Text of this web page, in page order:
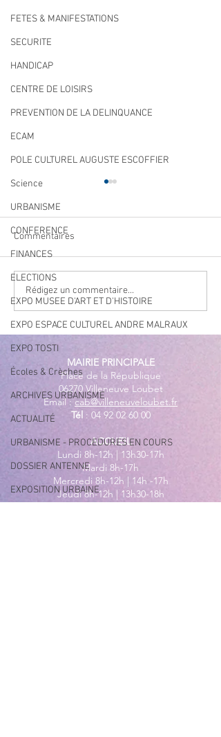
FETES & MANIFESTATIONS
SECURITE
HANDICAP
CENTRE DE LOISIRS
PREVENTION DE LA DELINQUANCE
ECAM
POLE CULTUREL AUGUSTE ESCOFFIER
Science
URBANISME
CONFERENCE
FINANCES
ELECTIONS
EXPO MUSEE D'ART ET D'HISTOIRE
EXPO ESPACE CULTUREL ANDRE MALRAUX
EXPO TOSTI
Écoles & Crèches
ARCHIVES URBANISME
ACTUALITÉ
URBANISME - PROCEDURES EN COURS
DOSSIER ANTENNE
EXPOSITION URBAINE
Qualité des eaux de
baignade : des résultats
conformes sur l’ensemble
des plages
Commentaires
Rédigez un commentaire...
MAIRIE PRINCIPALE
Place de la République
06270 Villeneuve Loubet
Email :cab@villeneuveloubet.fr
Tél : 04 92 02 60 00
ACCUEIL
Lundi 8h-12h | 13h30-17h
Mardi 8h-17h
Mercredi 8h-12h | 14h -17h
Jeudi 8h-12h | 13h30-18h